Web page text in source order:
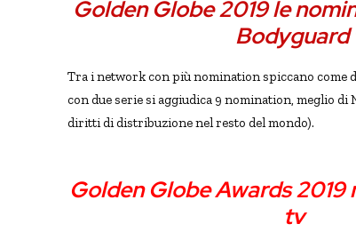
Golden Globe 2019 le
Bodyguard
Tra i network con più nomination spiccano come
con due serie si aggiudica 9 nomination, meglio
diritti di distribuzione nel resto del mondo).
Golden Globe Awards
tv